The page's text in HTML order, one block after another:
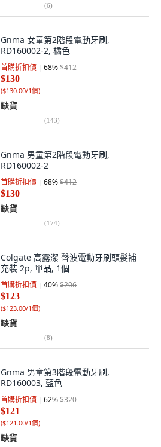
(6)
Gnma 女童第2階段電動牙刷,
RD160002-2, 橘色
首購折扣價 68%$412
$130
($130.00/1個)
缺貨
(143)
Gnma 男童第2階段電動牙刷,
RD160002-2
首購折扣價 68%$412
$130
缺貨
(174)
Colgate 高露潔 聲波電動牙刷頭髮補
充裝 2p, 單品, 1個
首購折扣價 40%$206
$123
($123.00/1個)
缺貨
(8)
Gnma 男童第3階段電動牙刷,
RD160003, 藍色
首購折扣價 62%$320
$121
($121.00/1個)
缺貨